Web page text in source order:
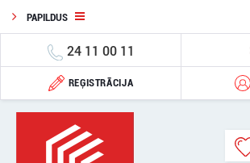
PAPILDUS
24 11 00 11
REĢISTRĀCIJA